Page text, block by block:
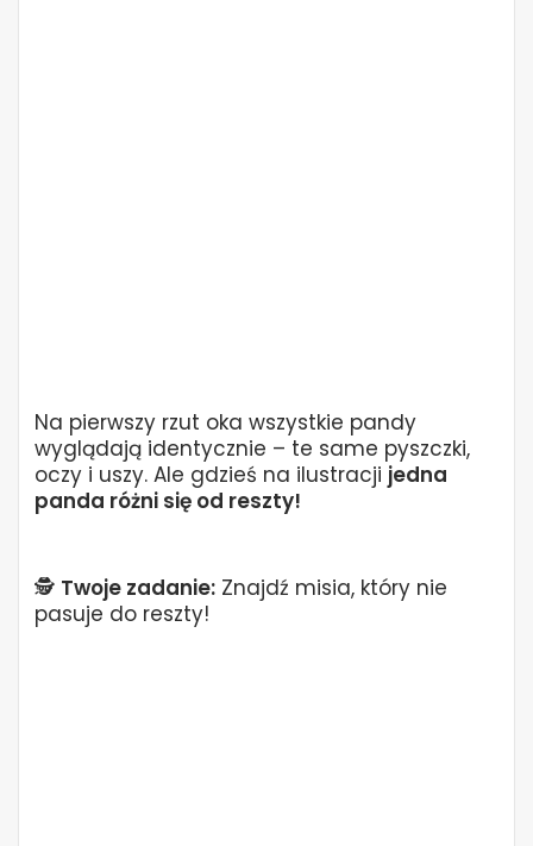
Na pierwszy rzut oka wszystkie pandy
wyglądają identycznie – te same pyszczki,
oczy i uszy. Ale gdzieś na ilustracji jedna
panda różni się od reszty!
🕵️ Twoje zadanie: Znajdź misia, który nie
pasuje do reszty!